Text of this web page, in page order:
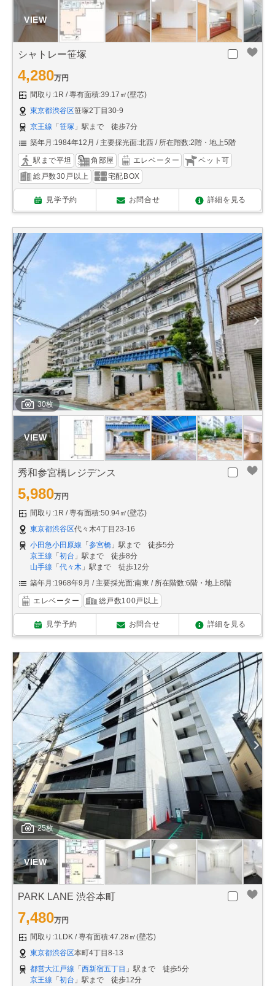
シャトレー笹塚
4,280万円
間取り:1R
専有面積:39.17㎡(壁芯)
東京都渋谷区笹塚2丁目30-9
京王線 「 笹塚 」駅まで 徒歩7分
築年月:1984年12月
主要採光面:北西 所在階数:2階・地上5階
駅まで平坦 角部屋 エレベーター
ペット可
総戸数30戸以上
宅配BOX
見学予約 お問合せ 詳細を見る
30枚
秀和参宮橋レジデンス
5,980万円
間取り:1R
専有面積:50.94㎡(壁芯)
東京都渋谷区代々木4丁目23-16
小田急小田原線 「参宮橋 」駅まで 徒歩5分
京王線 「初台 」駅まで 徒歩8分
山手線 「代々木 」駅まで 徒歩12分
築年月:1968年9月
主要採光面:南東 所在階数:6階・地上8階
エレベーター 総戸数100戸以上
見学予約 お問合せ 詳細を見る
25枚
PARK LANE 渋谷本町
7,480万円
間取り:1LDK
専有面積:47.28㎡(壁芯)
東京都渋谷区本町4丁目8-13
都営大江戸線 「 西新宿五丁目 」駅まで 徒歩5分
京王線 「 初台 」駅まで 徒歩12分